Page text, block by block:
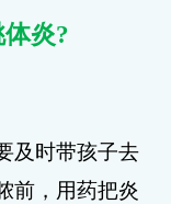
炎?
及时带孩子去
前，用药把炎